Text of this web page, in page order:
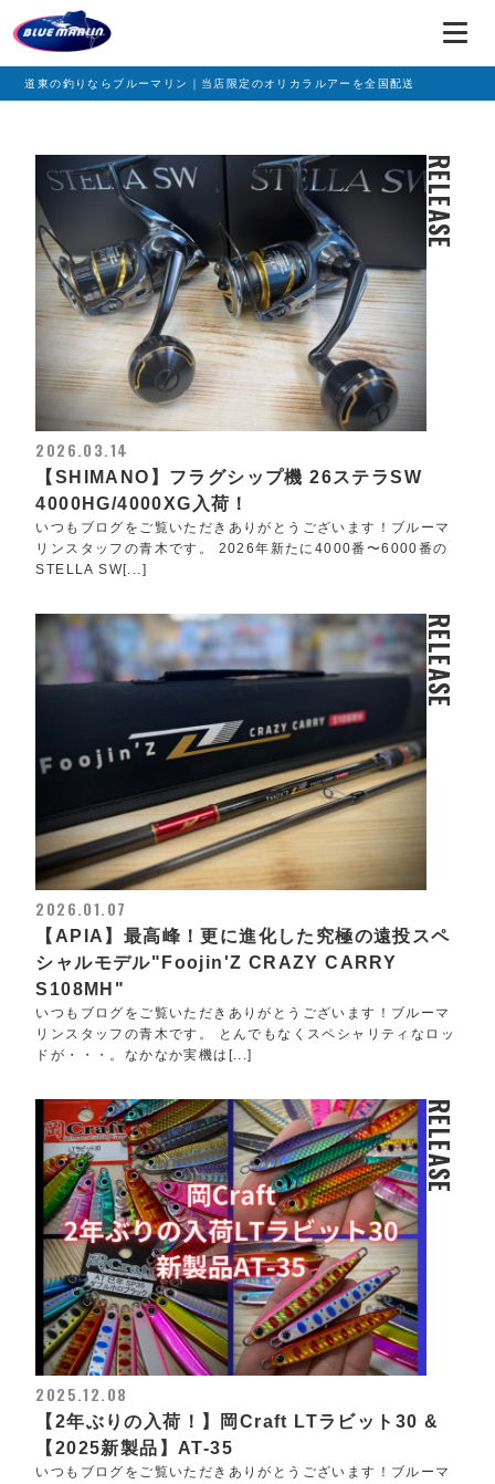
道東の釣りならブルーマリン｜当店限定のオリカラルアーを全国配送
RELEASE
2026.03.14
【SHIMANO】フラグシップ機 26ステラSW
4000HG/4000XG入荷！
いつもブログをご覧いただきありがとうございます！ブルーマ
リンスタッフの青木です。 2026年新たに4000番〜6000番の
STELLA SW[...]
RELEASE
2026.01.07
【APIA】最高峰！更に進化した究極の遠投スペ
シャルモデル"Foojin'Z CRAZY CARRY
S108MH"
いつもブログをご覧いただきありがとうございます！ブルーマ
リンスタッフの青木です。 とんでもなくスペシャリティなロッ
ドが・・・。なかなか実機は[...]
RELEASE
2025.12.08
【2年ぶりの入荷！】岡Craft LTラビット30 &
【2025新製品】AT-35
いつもブログをご覧いただきありがとうございます！ブルーマ